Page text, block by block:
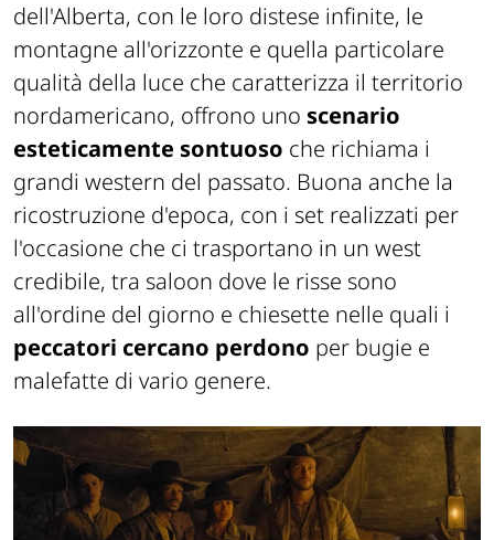
dell'Alberta, con le loro distese infinite, le
montagne all'orizzonte e quella particolare
qualità della luce che caratterizza il territorio
nordamericano, offrono uno scenario
esteticamente sontuoso che richiama i
grandi western del passato. Buona anche la
ricostruzione d'epoca, con i set realizzati per
l'occasione che ci trasportano in un west
credibile, tra saloon dove le risse sono
all'ordine del giorno e chiesette nelle quali i
peccatori cercano perdono per bugie e
malefatte di vario genere.